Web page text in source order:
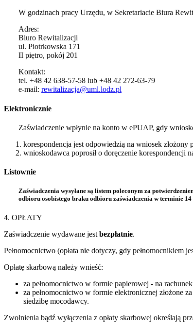
W godzinach pracy Urzędu, w Sekretariacie Biura
Adres:
Biuro Rewitalizacji
ul. Piotrkowska 171
II piętro, pokój 201
Kontakt:
tel. +48 42 638-57-58 lub +48 42 272-63-79
e-mail: rewitalizacja@uml.lodz.pl
Elektronicznie
Zaświadczenie wpłynie na konto w ePUAP, gdy
korespondencja jest odpowiedzią na wniosek złożony
wnioskodawca poprosił o doręczenie korespondencji
Listownie
Zaświadczenia wysyłane są listem poleconym za
odbioru osobistego braku odbioru zaświadczenia w terminie 14
4. OPŁATY
Zaświadczenie wydawane jest bezpłatnie.
Pełnomocnictwo (opłata nie dotyczy, gdy pełnomocnikiem
Opłatę skarbową należy wnieść:
za pełnomocnictwo w formie papierowej - na
za pełnomocnictwo w formie elektronicznej złożone
siedzibę mocodawcy.
Zwolnienia bądź wyłączenia z opłaty skarbowej określają